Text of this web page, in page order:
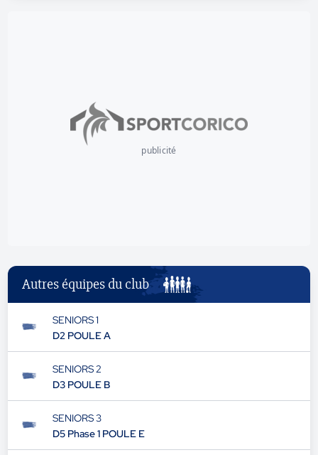
publicité
Autres équipes du club
SENIORS 1
D2 POULE A
SENIORS 2
D3 POULE B
SENIORS 3
D5 Phase 1 POULE E